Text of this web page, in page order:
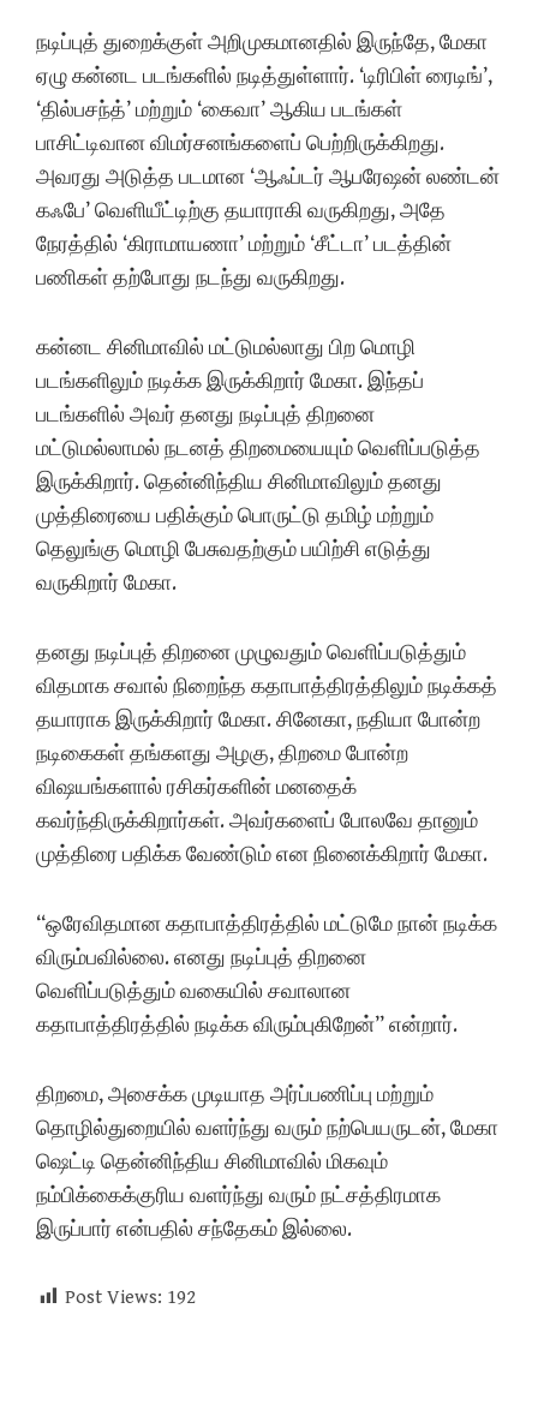
நடிப்புத் துறைக்குள் அறிமுகமானதில் இருந்தே, மேகா
ஏழு கன்னட படங்களில் நடித்துள்ளார். ‘டிரிபிள் ரைடிங்’,
‘தில்பசந்த்’ மற்றும் ‘கைவா’ ஆகிய படங்கள்
பாசிட்டிவான விமர்சனங்களைப் பெற்றிருக்கிறது.
அவரது அடுத்த படமான ‘ஆஃப்டர் ஆபரேஷன் லண்டன்
கஃபே’ வெளியீட்டிற்கு தயாராகி வருகிறது, அதே
நேரத்தில் ‘கிராமாயணா’ மற்றும் ‘சீட்டா’ படத்தின்
பணிகள் தற்போது நடந்து வருகிறது.
கன்னட சினிமாவில் மட்டுமல்லாது பிற மொழி
படங்களிலும் நடிக்க இருக்கிறார் மேகா. இந்தப்
படங்களில் அவர் தனது நடிப்புத் திறனை
மட்டுமல்லாமல் நடனத் திறமையையும் வெளிப்படுத்த
இருக்கிறார். தென்னிந்திய சினிமாவிலும் தனது
முத்திரையை பதிக்கும் பொருட்டு தமிழ் மற்றும்
தெலுங்கு மொழி பேசுவதற்கும் பயிற்சி எடுத்து
வருகிறார் மேகா.
தனது நடிப்புத் திறனை முழுவதும் வெளிப்படுத்தும்
விதமாக சவால் நிறைந்த கதாபாத்திரத்திலும் நடிக்கத்
தயாராக இருக்கிறார் மேகா. சினேகா, நதியா போன்ற
நடிகைகள் தங்களது அழகு, திறமை போன்ற
விஷயங்களால் ரசிகர்களின் மனதைக்
கவர்ந்திருக்கிறார்கள். அவர்களைப் போலவே தானும்
முத்திரை பதிக்க வேண்டும் என நினைக்கிறார் மேகா.
“ஒரேவிதமான கதாபாத்திரத்தில் மட்டுமே நான் நடிக்க
விரும்பவில்லை. எனது நடிப்புத் திறனை
வெளிப்படுத்தும் வகையில் சவாலான
கதாபாத்திரத்தில் நடிக்க விரும்புகிறேன்” என்றார்.
திறமை, அசைக்க முடியாத அர்ப்பணிப்பு மற்றும்
தொழில்துறையில் வளர்ந்து வரும் நற்பெயருடன், மேகா
ஷெட்டி தென்னிந்திய சினிமாவில் மிகவும்
நம்பிக்கைக்குரிய வளர்ந்து வரும் நட்சத்திரமாக
இருப்பார் என்பதில் சந்தேகம் இல்லை.
Post Views: 192